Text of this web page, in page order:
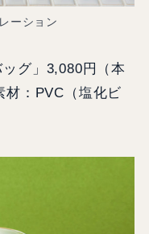
ーション
ッグ」3,080円（本
：PVC（塩化ビ